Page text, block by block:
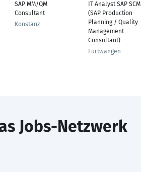
SAP MM/QM
Consultant
Konstanz
IT Analyst SAP SCM
(SAP Production
Planning / Quality
Management
Consultant)
Furtwangen
Jobs-Netzwerk